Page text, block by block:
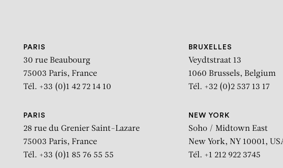
PARIS
30 rue Beaubourg
75003 Paris, France
Tél. +33 (0)1 42 72 14 10
BRUXELLES
Veydtstraat 13
1060 Brussels, Belgium
Tél. +32 (0)2 537 13 17
PARIS
28 rue du Grenier Saint-Lazare
75003 Paris, France
Tél. +33 (0)1 85 76 55 55
NEW YORK
Soho / Midtown East
New York, NY 10001,
Tél. +1 212 922 3745